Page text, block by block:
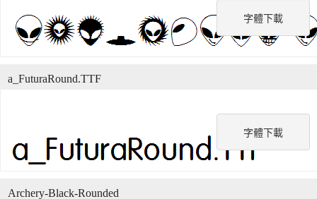
字體下載
字體下載
a_FuturaRound.TTF
Archery-Black-Rounded